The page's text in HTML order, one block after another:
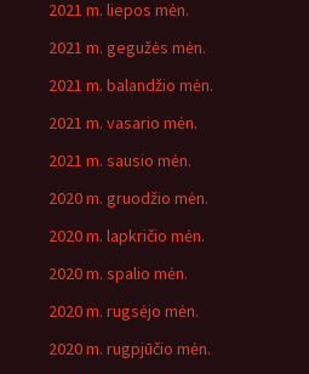
2021 m. liepos mėn.
2021 m. gegužės mėn.
2021 m. balandžio mėn.
2021 m. vasario mėn.
2021 m. sausio mėn.
2020 m. gruodžio mėn.
2020 m. lapkričio mėn.
2020 m. spalio mėn.
2020 m. rugsėjo mėn.
2020 m. rugpjūčio mėn.